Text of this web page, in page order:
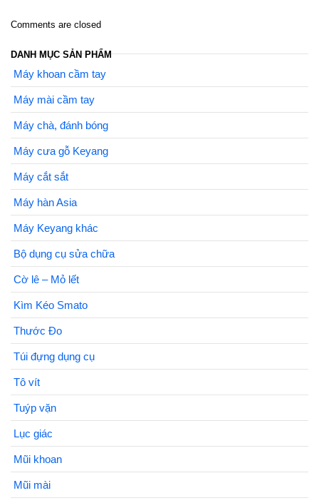
Comments are closed
DANH MỤC SẢN PHẨM
Máy khoan cầm tay
Máy mài cầm tay
Máy chà, đánh bóng
Máy cưa gỗ Keyang
Máy cắt sắt
Máy hàn Asia
Máy Keyang khác
Bộ dụng cụ sửa chữa
Cờ lê – Mỏ lết
Kìm Kéo Smato
Thước Đo
Túi đựng dụng cụ
Tô vít
Tuýp vặn
Lục giác
Mũi khoan
Mũi mài